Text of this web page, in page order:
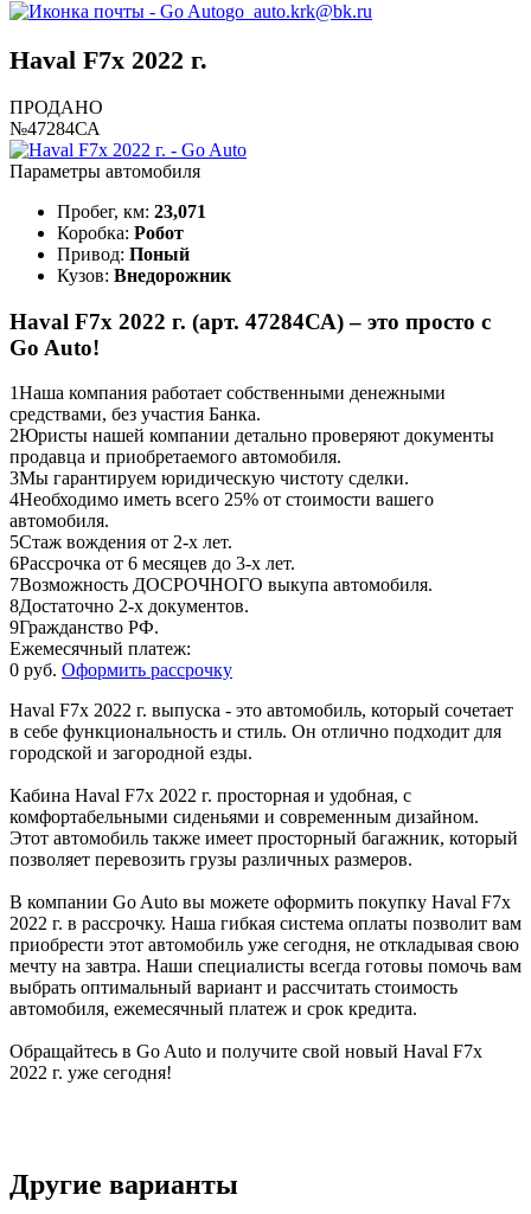
go_auto.krk@bk.ru
Haval F7x 2022 г.
ПРОДАНО
№47284СА
Параметры автомобиля
Пробег, км: 23,071
Коробка: Робот
Привод: Поный
Кузов: Внедорожник
Haval F7x 2022 г. (арт. 47284СА) – это просто с
Go Auto!
1Наша компания работает собственными денежными
средствами, без участия Банка.
2Юристы нашей компании детально проверяют документы
продавца и приобретаемого автомобиля.
3Мы гарантируем юридическую чистоту сделки.
4Необходимо иметь всего 25% от стоимости вашего
автомобиля.
5Стаж вождения от 2-х лет.
6Рассрочка от 6 месяцев до 3-х лет.
7Возможность ДОСРОЧНОГО выкупа автомобиля.
8Достаточно 2-х документов.
9Гражданство РФ.
Ежемесячный платеж:
0 руб. Оформить рассрочку
Haval F7x 2022 г. выпуска - это автомобиль, который сочетает
в себе функциональность и стиль. Он отлично подходит для
городской и загородной езды.
Кабина Haval F7x 2022 г. просторная и удобная, с
комфортабельными сиденьями и современным дизайном.
Этот автомобиль также имеет просторный багажник, который
позволяет перевозить грузы различных размеров.
В компании Go Auto вы можете оформить покупку Haval F7x
2022 г. в рассрочку. Наша гибкая система оплаты позволит вам
приобрести этот автомобиль уже сегодня, не откладывая свою
мечту на завтра. Наши специалисты всегда готовы помочь вам
выбрать оптимальный вариант и рассчитать стоимость
автомобиля, ежемесячный платеж и срок кредита.
Обращайтесь в Go Auto и получите свой новый Haval F7x
2022 г. уже сегодня!
Другие варианты